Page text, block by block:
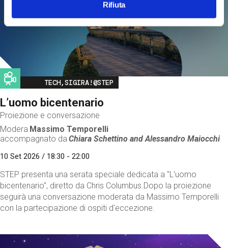
Rifiuta
Image
TECH,SIGIRA!@STEP
L’uomo bicentenario
Proiezione e conversazione
Modera Massimo Temporelli
accompagnato da Chiara Schettino andAlessandro Maiocchi
10 Set 2026 / 18:30 - 22:00
STEP presenta una serata speciale dedicata a "L’uomo
bicentenario", diretto da Chris Columbus.Dopo la proiezione
seguirà una conversazione moderata da Massimo Temporelli
con la partecipazione di ospiti d'eccezione.